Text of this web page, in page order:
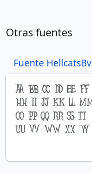
Otras fuentes
Fuente HellcatsBv